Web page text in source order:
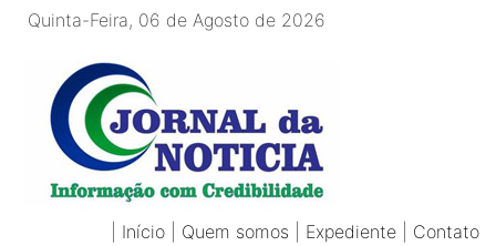
Quinta-Feira, 06 de Agosto de 2026
Início Quem somos Expediente Contato